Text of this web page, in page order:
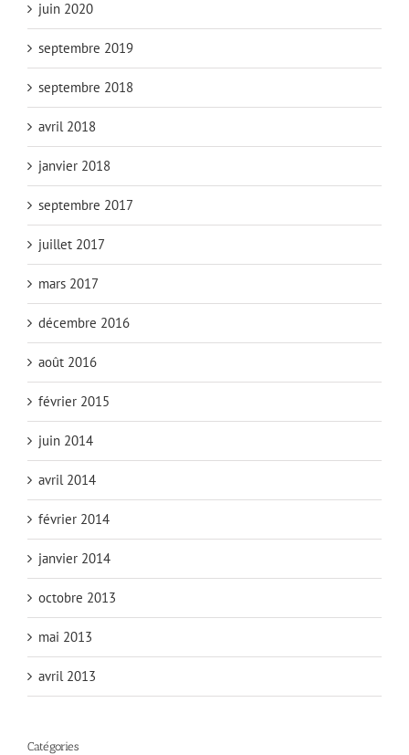
juin 2020
septembre 2019
septembre 2018
avril 2018
janvier 2018
septembre 2017
juillet 2017
mars 2017
décembre 2016
août 2016
février 2015
juin 2014
avril 2014
février 2014
janvier 2014
octobre 2013
mai 2013
avril 2013
Catégories